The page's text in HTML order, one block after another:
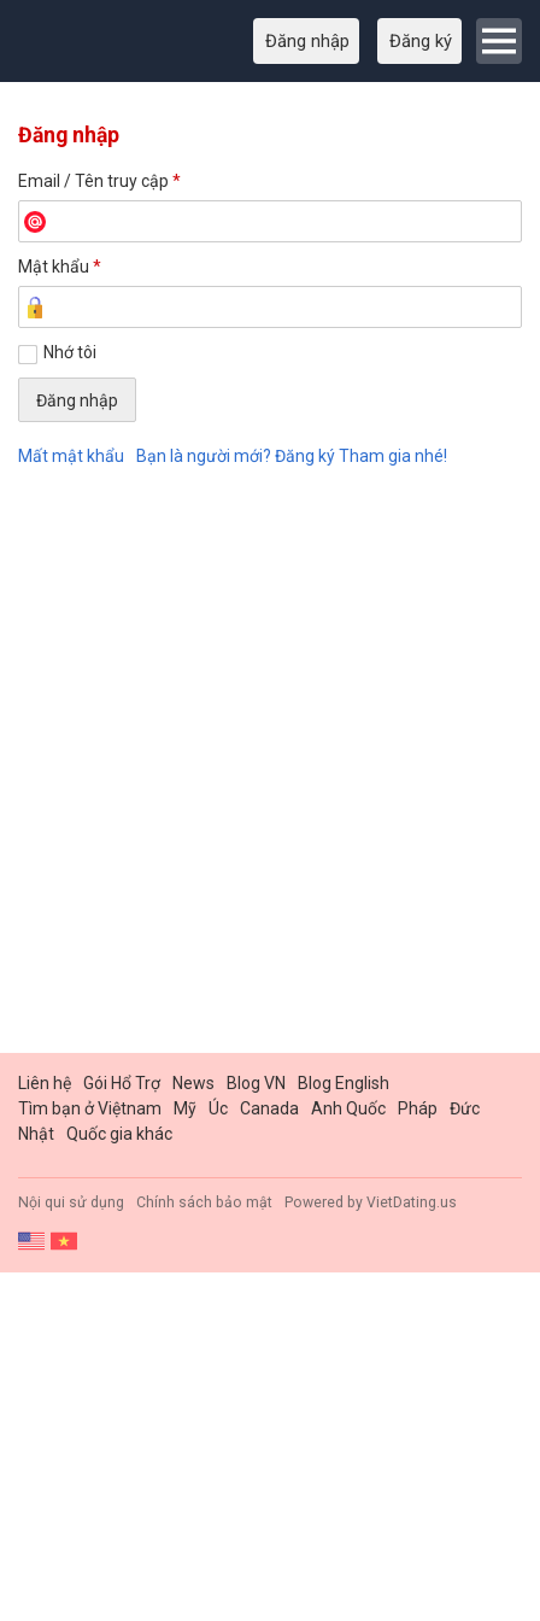
Đăng nhập Đăng ký
Đăng nhập
Email / Tên truy cập *
Mật khẩu *
Nhớ tôi
Mất mật khẩu Bạn là người mới? Đăng ký Tham gia nhé!
Liên hệ Gói Hổ Trợ News Blog VN
Blog English
Tìm bạn ở Việtnam
Mỹ Úc Canada Anh Quốc Pháp
Đức
Nhật
Quốc gia khác
Nội qui sử dụng Chính sách bảo mật Powered by VietDating.us